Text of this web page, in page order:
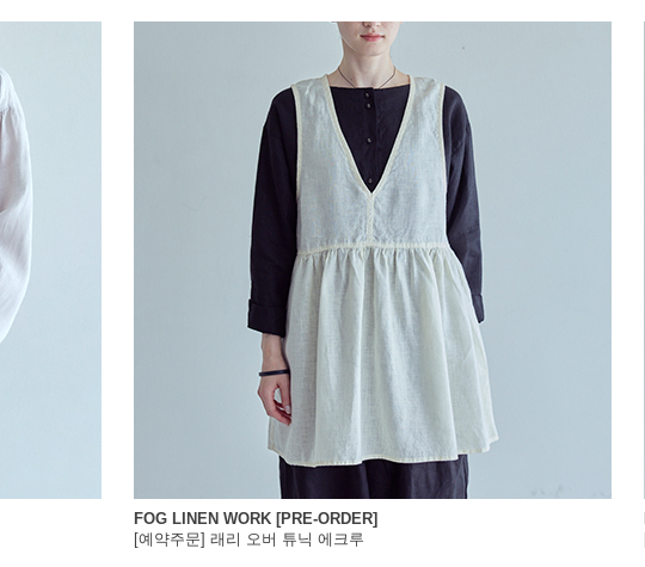
FOG LINEN WORK [PRE-ORDER]
[예약주문] 래리 오버 튜닉 에크루